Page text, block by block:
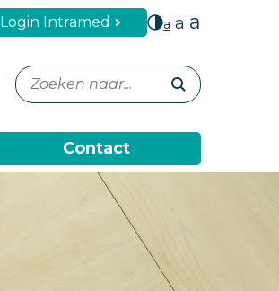
Login Intramed a a a
Contact